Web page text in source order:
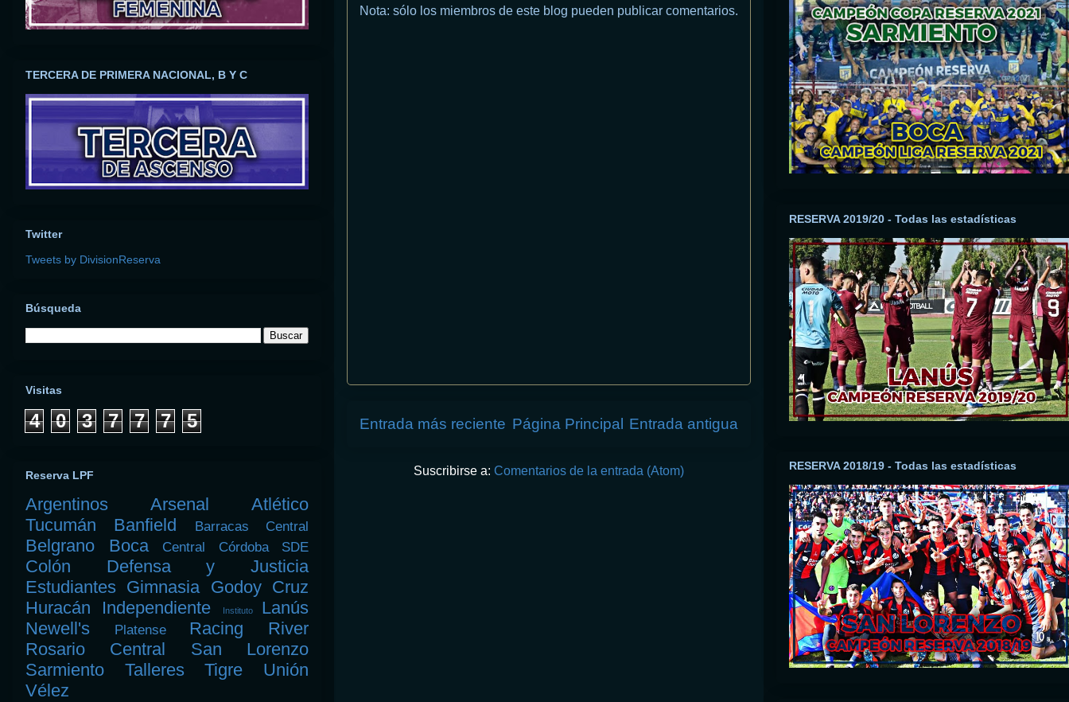
Nota: sólo los miembros de este blog pueden publicar comentarios.
Entrada más reciente Entrada antigua
Página Principal
Suscribirse a: Comentarios de la entrada (Atom)
TERCERA DE PRIMERA NACIONAL, B Y C
Twitter
Tweets by DivisionReserva
Búsqueda
Visitas
4 0 3 7 7 7 5
Reserva LPF
Argentinos Arsenal
Atlético
Tucumán
Banfield Barracas Central
Belgrano Boca Central Córdoba SDE
Colón
Defensa y Justicia
Estudiantes Gimnasia Godoy Cruz
Huracán
Independiente Instituto
Lanús
Newell's
Platense Racing
River
Rosario Central
San Lorenzo
Sarmiento
Talleres Tigre
Unión
Vélez
RESERVA 2019/20 - Todas las estadísticas
RESERVA 2018/19 - Todas las estadísticas